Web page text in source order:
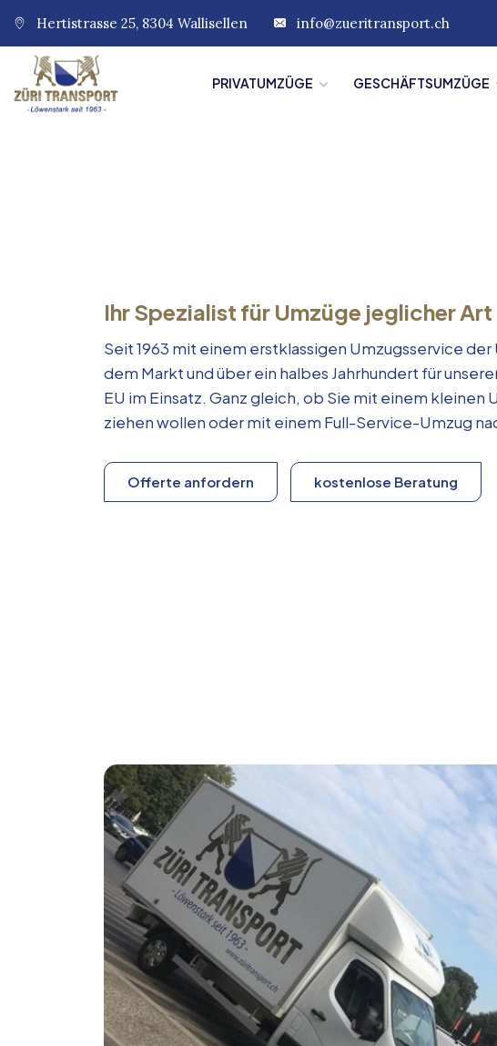
Hertistrasse 25, 8304 Wallisellen info@zueritransport.ch
PRIVATUMZÜGE GESCHÄFTSUMZÜGE
Ihr Spezialist für Umzüge jeglicher Art
Seit 1963 mit einem erstklassigen Umzugsservice der
dem Markt und über ein halbes Jahrhundert für
EU im Einsatz. Ganz gleich, ob Sie mit einem kleinen
ziehen wollen oder mit einem Full-Service-Umzug
Offerte anfordern kostenlose Beratung